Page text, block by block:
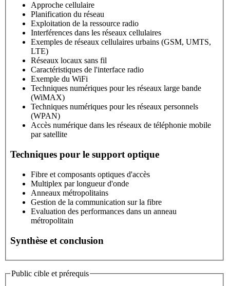
Approche cellulaire
Planification du réseau
Exploitation de la ressource radio
Interférences dans les réseaux cellulaires
Exemples de réseaux cellulaires urbains (GSM, UMTS,
LTE)
Réseaux locaux sans fil
Caractéristiques de l'interface radio
Exemple du WiFi
Techniques numériques pour les réseaux large bande
(WiMAX)
Techniques numériques pour les réseaux personnels
(WPAN)
Accès numérique dans les réseaux de téléphonie mobile
par satellite
Techniques pour le support optique
Fibre et composants optiques d'accès
Multiplex par longueur d'onde
Anneaux métropolitains
Gestion de la communication sur la fibre
Evaluation des performances dans un anneau
métropolitain
Synthèse et conclusion
Public cible et prérequis